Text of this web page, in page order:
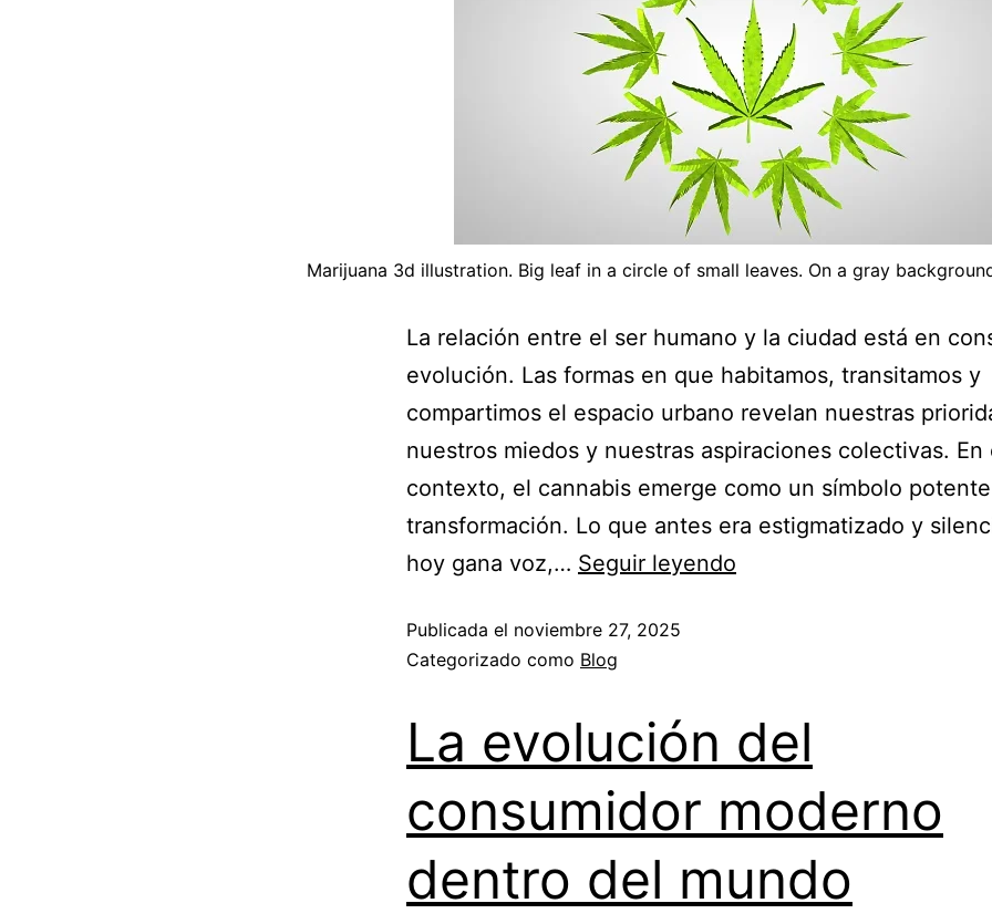
Marijuana 3d illustration. Big leaf in a circle of small leaves. On a gray
La relación entre el ser humano y la ciudad está en
evolución. Las formas en que habitamos, transitamos y
compartimos el espacio urbano revelan nuestras
nuestros miedos y nuestras aspiraciones colectivas. En
contexto, el cannabis emerge como un símbolo
transformación. Lo que antes era estigmatizado y
hoy gana voz,… Seguir leyendo
Publicada el noviembre 27, 2025
Categorizado como Blog
La evolución del
consumidor moderno
dentro del mundo